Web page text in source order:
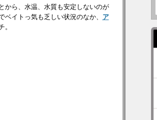
から、水温、水質も安定しないのが
イトっ気も乏しい状況のなか、
ア
。